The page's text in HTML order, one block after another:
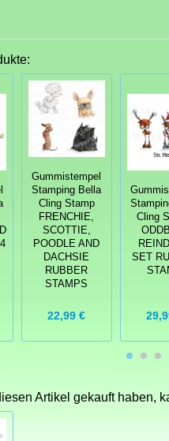
Gummistempel
Stamping Bella
Cling Stamp
FRENCHIE,
SCOTTIE,
POODLE AND
DACHSIE
RUBBER
STAMPS
22,99 €
Cling
SET
Artikel gekauft haben,